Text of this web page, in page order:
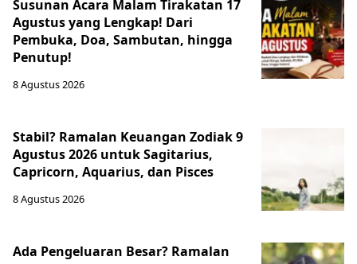
Susunan Acara Malam Tirakatan 17
Agustus yang Lengkap! Dari
Pembuka, Doa, Sambutan, hingga
Penutup!
8 Agustus 2026
Stabil? Ramalan Keuangan Zodiak 9
Agustus 2026 untuk Sagitarius,
Capricorn, Aquarius, dan Pisces
8 Agustus 2026
Ada Pengeluaran Besar? Ramalan